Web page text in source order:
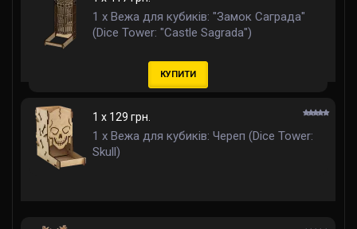
1 x Вежа для кубиків: "Замок Саграда"
(Dice Tower: "Castle Sagrada")
КУПИТИ
1 x 129 грн.
1 x Вежа для кубиків: Череп (Dice Tower:
Skull)